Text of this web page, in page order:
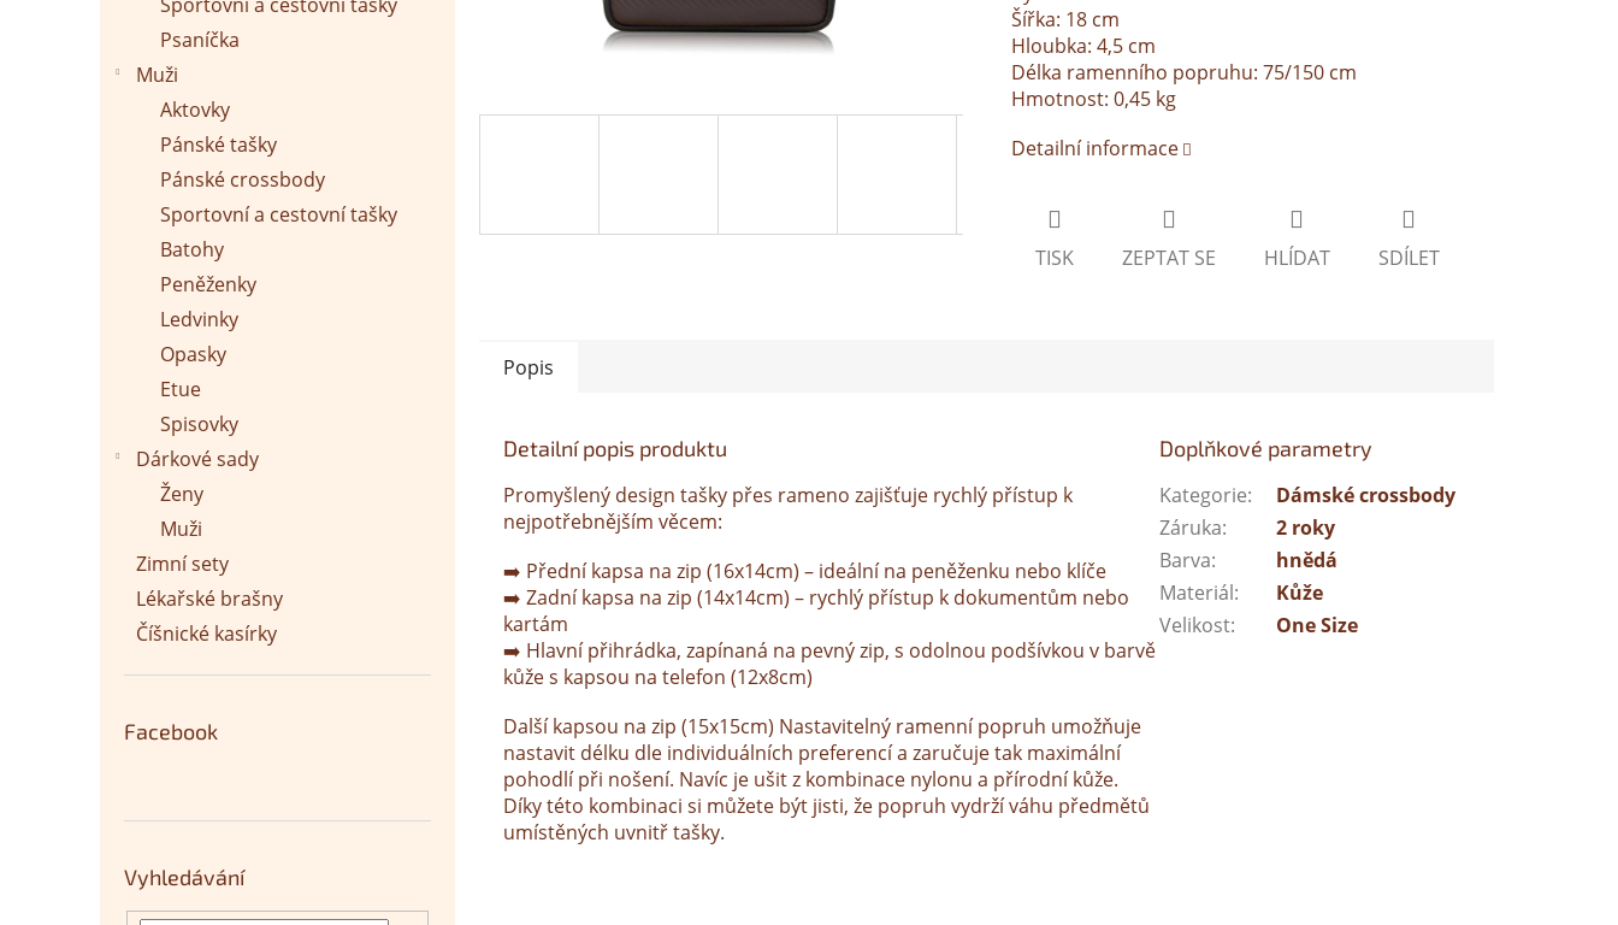
Psaníčka
Muži
Aktovky
Pánské tašky
Pánské crossbody
Sportovní a cestovní tašky
Batohy
Peněženky
Ledvinky
Opasky
Etue
Spisovky
Dárkové sady
Ženy
Muži
Zimní sety
Lékařské brašny
Číšnické kasírky
Facebook
Vyhledávání
Šířka: 18 cm
Hloubka: 4,5 cm
Délka ramenního popruhu: 75/150 cm
Hmotnost: 0,45 kg
Detailní informace
TISK ZEPTAT SE HLÍDAT SDÍLET
Popis
Detailní popis produktu
Promyšlený design tašky přes rameno zajišťuje rychlý přístup k
nejpotřebnějším věcem:
➡️ Přední kapsa na zip (16x14cm) – ideální na peněženku nebo klíče
➡️ Zadní kapsa na zip (14x14cm) – rychlý přístup k dokumentům nebo
kartám
➡️ Hlavní přihrádka, zapínaná na pevný zip, s odolnou podšívkou v barvě
kůže s kapsou na telefon (12x8cm)
Další kapsou na zip (15x15cm) Nastavitelný ramenní popruh umožňuje
nastavit délku dle individuálních preferencí a zaručuje tak maximální
pohodlí při nošení. Navíc je ušit z kombinace nylonu a přírodní kůže.
Díky této kombinaci si můžete být jisti, že popruh vydrží váhu předmětů
umístěných uvnitř tašky.
Doplňkové parametry
Kategorie:
Dámské crossbody
Záruka:
2 roky
Barva:
hnědá
Materiál:
Kůže
Velikost: One Size